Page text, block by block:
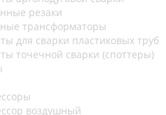
резаки
трансформаторы
для сварки пластиковых труб
точечной сварки (споттеры)
воздушный